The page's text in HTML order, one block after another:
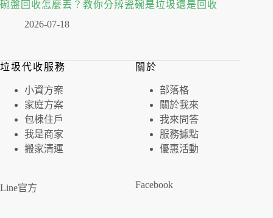
碗盤回收怎麼丟？教你分辨瓷碗是垃圾還是回收
2026-07-18
垃圾代收服務
⼩資⽅案
家庭⽅案
包棟住戶
我是商家
搬家清運
Line官方
關於
部落格
關於我來
我來問答
服務據點
優惠活動
Facebook